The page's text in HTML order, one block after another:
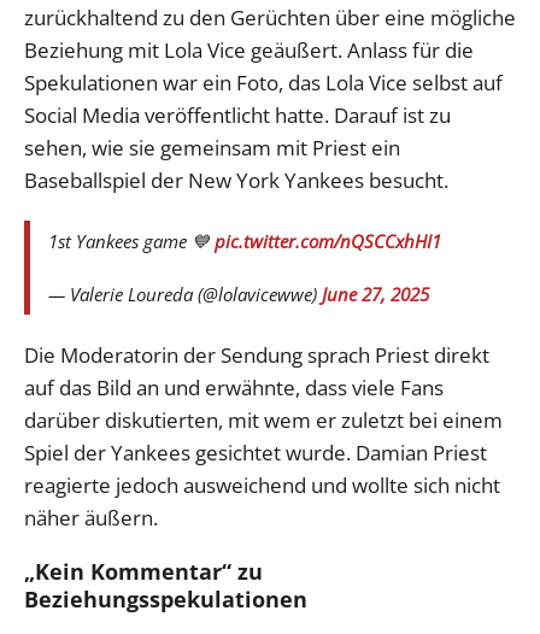
zurückhaltend zu den Gerüchten über eine mögliche
Beziehung mit Lola Vice geäußert. Anlass für die
Spekulationen war ein Foto, das Lola Vice selbst auf
Social Media veröffentlicht hatte. Darauf ist zu
sehen, wie sie gemeinsam mit Priest ein
Baseballspiel der New York Yankees besucht.
1st Yankees game 💙pic.twitter.com/nQSCCxhHI1
— Valerie Loureda (@lolavicewwe) June 27, 2025
Die Moderatorin der Sendung sprach Priest direkt
auf das Bild an und erwähnte, dass viele Fans
darüber diskutierten, mit wem er zuletzt bei einem
Spiel der Yankees gesichtet wurde. Damian Priest
reagierte jedoch ausweichend und wollte sich nicht
näher äußern.
„Kein Kommentar“ zu
Beziehungsspekulationen